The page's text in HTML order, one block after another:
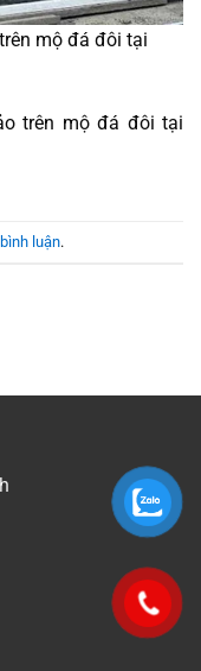
mộ đá đôi tại
trên mộ đá đôi tại
luận.